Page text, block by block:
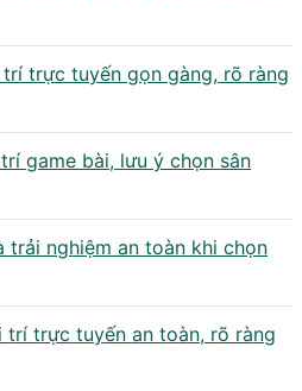
trực tuyến gọn gàng, rõ ràng
game bài, lưu ý chọn sân
trải nghiệm an toàn khi chọn
trí trực tuyến an toàn, rõ ràng